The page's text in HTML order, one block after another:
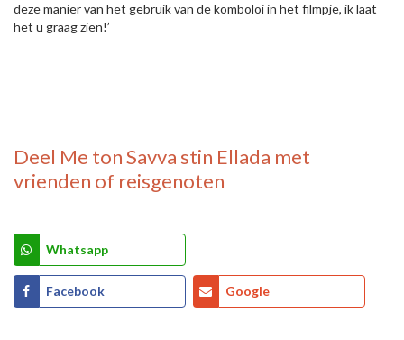
deze manier van het gebruik van de komboloi in het filmpje, ik laat
het u graag zien!’
Deel Me ton Savva stin Ellada met
vrienden of reisgenoten
Whatsapp
Facebook Google